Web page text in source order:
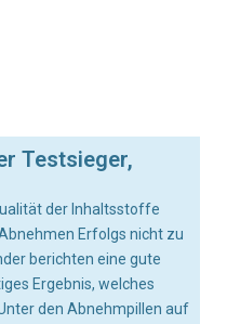
Testsieger,
der Inhaltsstoffe
Erfolgs nicht zu
berichten eine gute
Ergebnis, welches
den Abnehmpillen auf